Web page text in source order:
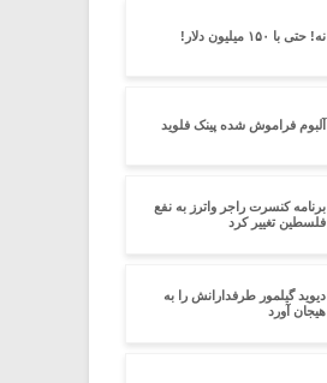
نه! حتی با ۱۵۰ میلیون دلار!
آلبوم فراموش شده پینک فلوید
برنامه کنسرت راجر واترز به نفع
فلسطین تغییر کرد
دیوید گیلمور طرفدارانش را به
هیجان آورد